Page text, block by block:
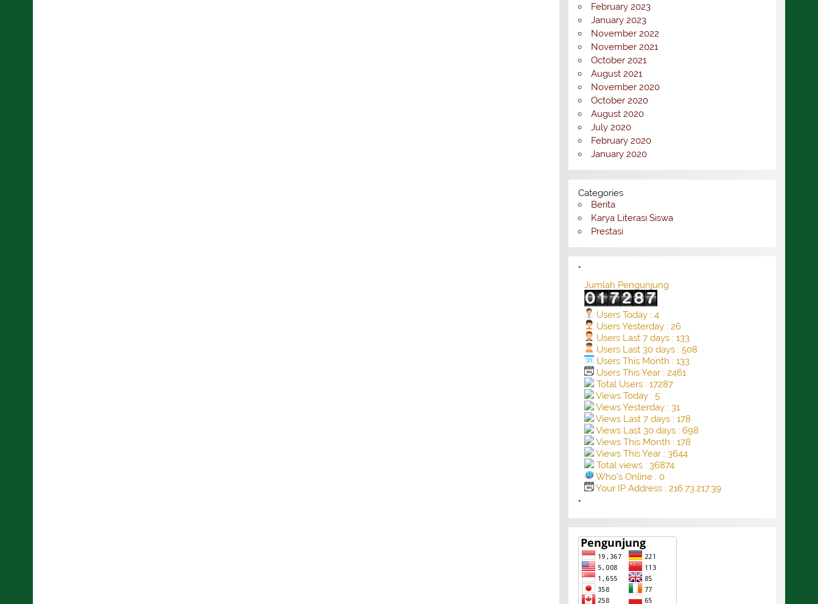
February 2023
January 2023
November 2022
November 2021
October 2021
August 2021
November 2020
October 2020
August 2020
July 2020
February 2020
January 2020
Categories
Berita
Karya Literasi Siswa
Prestasi
"
Jumlah Pengunjung
Users Today : 4
Users Yesterday : 26
Users Last 7 days : 133
Users Last 30 days : 508
Users This Month : 133
Users This Year : 2461
Total Users : 17287
Views Today : 5
Views Yesterday : 31
Views Last 7 days : 178
Views Last 30 days : 698
Views This Month : 178
Views This Year : 3644
Total views : 36874
Who's Online : 0
Your IP Address : 216.73.217.39
"